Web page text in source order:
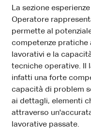
La sezione
Operatore
permette al
competenze
lavorativi e la
tecniche operative. Il
infatti una forte
capacità di problem
ai dettagli, elementi
attraverso
lavorative passate.